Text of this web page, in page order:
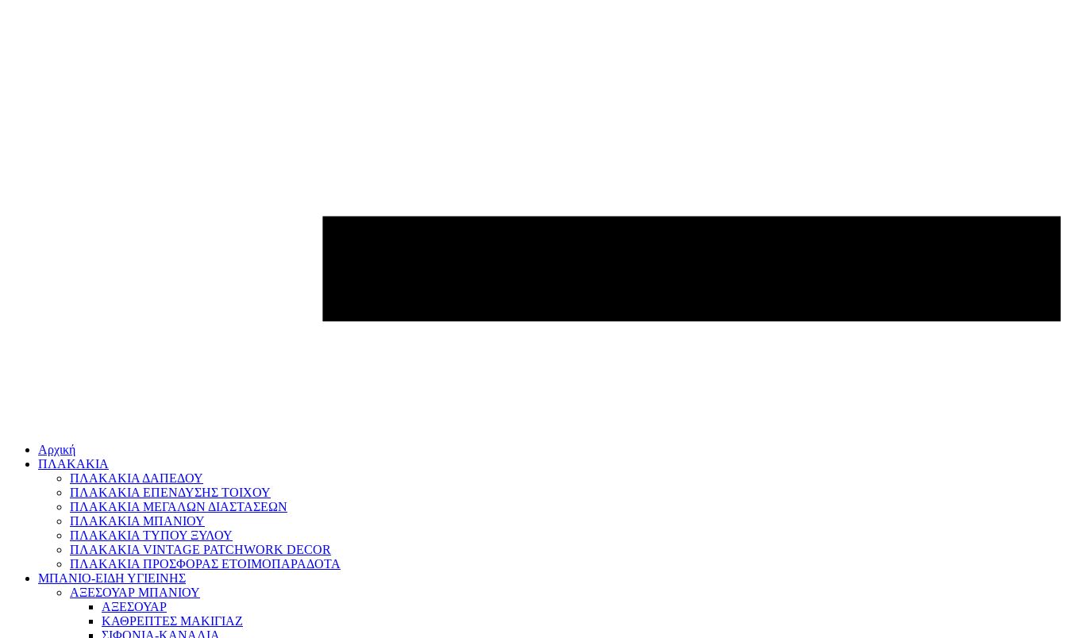
Αρχική
ΠΛΑΚΑΚΙΑ
ΠΛΑΚΑΚΙΑ ΔΑΠΕΔΟΥ
ΠΛΑΚΑΚΙΑ ΕΠΕΝΔΥΣΗΣ ΤΟΙΧΟΥ
ΠΛΑΚΑΚΙΑ ΜΕΓΑΛΩΝ ΔΙΑΣΤΑΣΕΩΝ
ΠΛΑΚΑΚΙΑ ΜΠΑΝΙΟΥ
ΠΛΑΚΑΚΙΑ ΤΥΠΟΥ ΞΥΛΟΥ
ΠΛΑΚΑΚΙΑ VINTAGE PATCHWORK DECOR
ΠΛΑΚΑΚΙΑ ΠΡΟΣΦΟΡΑΣ ΕΤΟΙΜΟΠΑΡΑΔΟΤΑ
ΜΠΑΝΙΟ-ΕΙΔΗ ΥΓΙΕΙΝΗΣ
ΑΞΕΣΟΥΑΡ ΜΠΑΝΙΟΥ
ΑΞΕΣΟΥΑΡ
ΚΑΘΡΕΠΤΕΣ ΜΑΚΙΓΙΑΖ
ΣΙΦΟΝΙΑ-ΚΑΝΑΛΙΑ